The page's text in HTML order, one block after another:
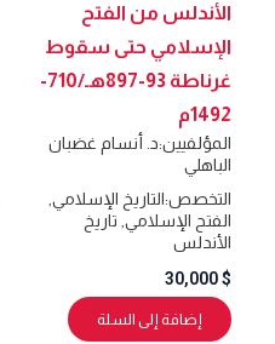
الأندلس من الفتح
الإسلامي حتى سقوط
غرناطة 93-897هـ/710-
1492م
المؤلفيين:د. أنسام غضبان
الباهلي
التخصص:التاريخ الإسلامي,
الفتح الإسلامي,تاريخ
الأندلس
30,000
إضافة إلى السلة